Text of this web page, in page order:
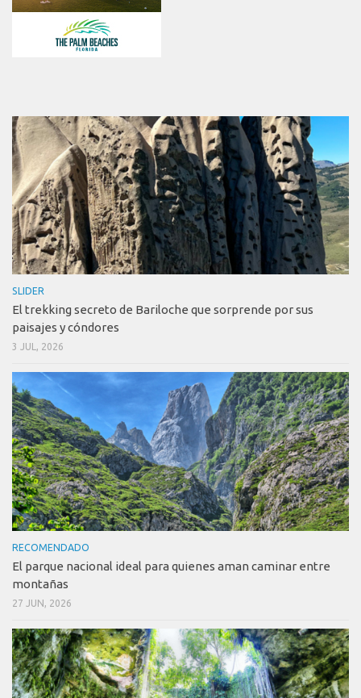
SLIDER
El trekking secreto de Bariloche que sorprende por sus
paisajes y cóndores
3 JUL, 2026
RECOMENDADO
El parque nacional ideal para quienes aman caminar entre
montañas
27 JUN, 2026